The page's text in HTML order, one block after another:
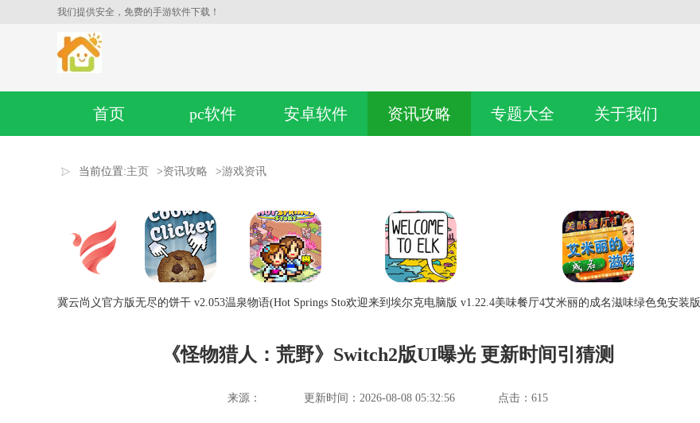
我们提供安全，免费的手游软件下载！
首页 pc软件 安卓软件 资讯攻略 专题大全 关于我们
当前位置:主页 >资讯攻略 >游戏资讯
冀云尚义官方版无尽的饼干 v2.053温泉物语(Hot Springs Sto欢迎来到埃尔克电脑版 v1.22.4美味餐厅4艾米丽的成名滋味绿色免安装版
《怪物猎人：荒野》Switch2版UI曝光 更新时间引猜测
来源： 更新时间：2026-08-08 05:32:56 点击： 615